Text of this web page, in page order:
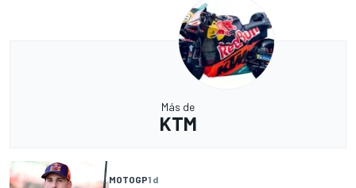
Más de
KTM
MOTOGP1 d